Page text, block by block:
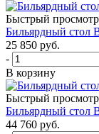
Быстрый просмотр
Бильярдный стол
25 850 руб.
-
В корзину
Быстрый просмотр
Бильярдный стол
44 760 руб.